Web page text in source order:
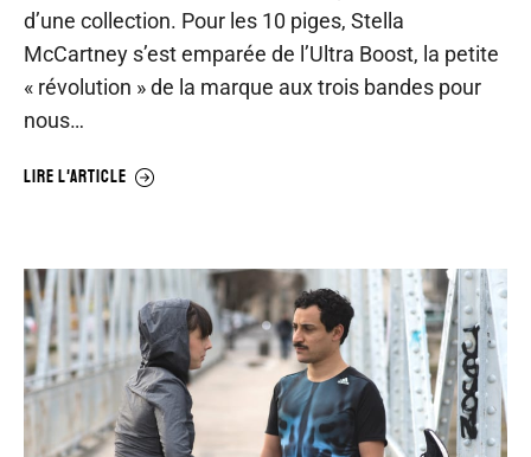
d’une collection. Pour les 10 piges, Stella
McCartney s’est emparée de l’Ultra Boost, la petite
« révolution » de la marque aux trois bandes pour
nous…
LIRE L'ARTICLE